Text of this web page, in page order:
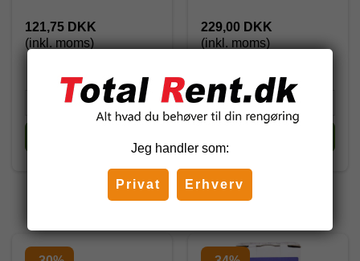
121,75 DKK
(inkl. moms)
229,00 DKK
(inkl. moms)
Andre har også købt
Jeg handler som:
Privat Erhverv